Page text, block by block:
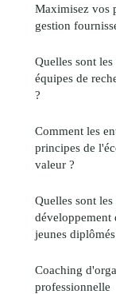
Maximisez vos
gestion
Quelles sont
équipes de
?
Comment les
principes de
valeur ?
Quelles sont
développement
jeunes
Coaching
professionnelle